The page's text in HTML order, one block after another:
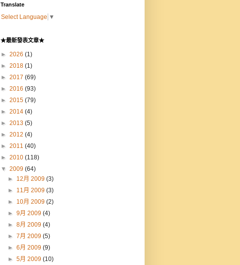
Translate
Select Language ▼
★最新發表文章★
► 2026 (1)
► 2018 (1)
► 2017 (69)
► 2016 (93)
► 2015 (79)
► 2014 (4)
► 2013 (5)
► 2012 (4)
► 2011 (40)
► 2010 (118)
▼ 2009 (64)
► 12月 2009(3)
► 11月 2009(3)
► 10月 2009(2)
►9月 2009(4)
►8月 2009(4)
►7月 2009(5)
►6月 2009(9)
►5月 2009(10)